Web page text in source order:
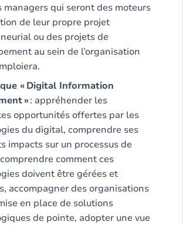
managers qui seront des moteurs
de leur propre projet
ou des projets de
au sein de l’organisation
« Digital Information
»: appréhender les
opportunités offertes par les
du digital, comprendre ses
impacts sur un processus de
comment ces
doivent être gérées et
accompagner des organisations
en place de solutions
de pointe, adopter une vue